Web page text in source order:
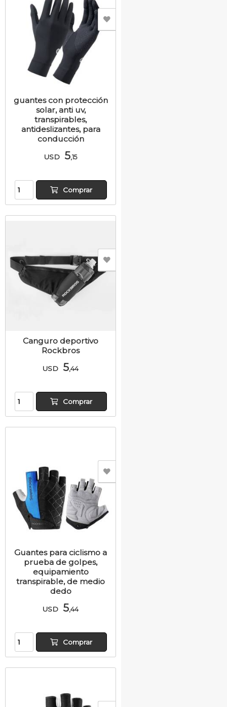
guantes con protección
solar, anti uv,
transpirables,
antideslizantes, para
conducción
USD 5,15
Comprar
Canguro deportivo
Rockbros
USD 5,44
Comprar
Guantes para ciclismo a
prueba de golpes,
equipamiento
transpirable, de medio
dedo
USD 5,44
Comprar